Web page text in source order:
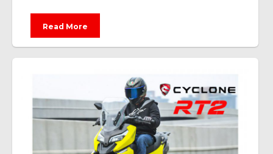
Read More